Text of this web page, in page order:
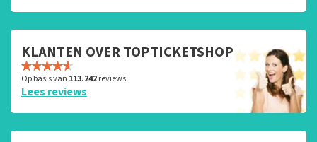
KLANTEN OVER TOPTICKETSHOP
Op basis van 113.242reviews
Lees reviews